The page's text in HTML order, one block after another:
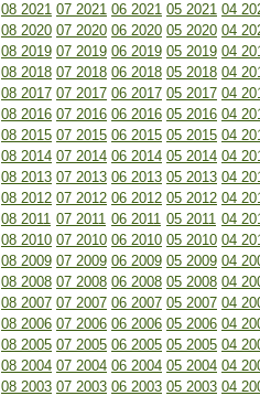
08 2021 07 2021 06 2021 05 2021 04
08 2020 07 2020 06 2020 05 2020 04
08 2019 07 2019 06 2019 05 2019 04
08 2018 07 2018 06 2018 05 2018 04
08 2017 07 2017 06 2017 05 2017 04
08 2016 07 2016 06 2016 05 2016 04
08 2015 07 2015 06 2015 05 2015 04
08 2014 07 2014 06 2014 05 2014 04
08 2013 07 2013 06 2013 05 2013 04
08 2012 07 2012 06 2012 05 2012 04
08 2011 07 2011 06 2011 05 2011 04
08 2010 07 2010 06 2010 05 2010 04
08 2009 07 2009 06 2009 05 2009 04
08 2008 07 2008 06 2008 05 2008 04
08 2007 07 2007 06 2007 05 2007 04
08 2006 07 2006 06 2006 05 2006 04
08 2005 07 2005 06 2005 05 2005 04
08 2004 07 2004 06 2004 05 2004 04
08 2003 07 2003 06 2003 05 2003 04